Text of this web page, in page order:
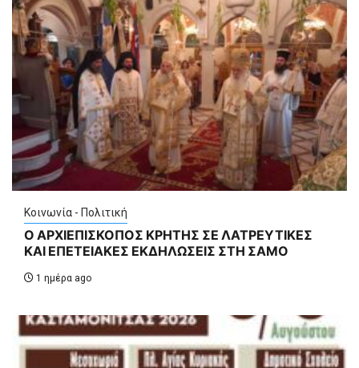
Κοινωνία - Πολιτική
Ο ΑΡΧΙΕΠΙΣΚΟΠΟΣ ΚΡΗΤΗΣ ΣΕ ΛΑΤΡΕΥΤΙΚΕΣ
ΚΑΙ ΕΠΕΤΕΙΑΚΕΣ ΕΚΔΗΛΩΣΕΙΣ ΣΤΗ ΣΑΜΟ
1 ημέρα ago